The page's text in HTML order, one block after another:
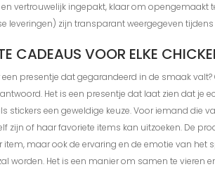
vertrouwelijk ingepakt, klaar om
leveringen) zijn transparant weergegeven
CADEAUS VOOR ELKE
een presentje dat gegarandeerd in de smaak
Het is een presentje dat laat zien dat
stickers een geweldige keuze. Voor iemand die
zijn of haar favoriete items kan uitzoeken. De
maar ook de ervaring en de emotie van het
worden. Het is een manier om samen te vieren